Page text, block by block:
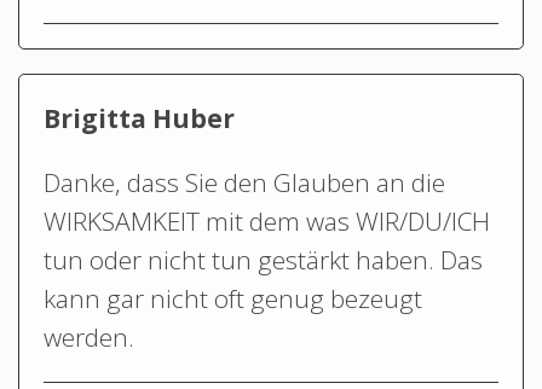
Brigitta Huber
Danke, dass Sie den Glauben an die
WIRKSAMKEIT mit dem was WIR/DU/ICH
tun oder nicht tun gestärkt haben. Das
kann gar nicht oft genug bezeugt
werden.